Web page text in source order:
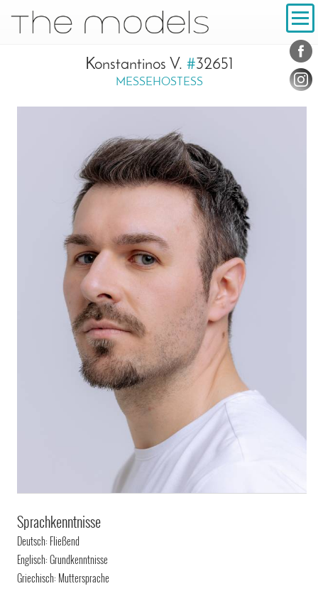
Navigation
Konstantinos V. #32651
MESSEHOSTESS
Sprachkenntnisse
Deutsch: Fließend
Englisch: Grundkenntnisse
Griechisch: Muttersprache